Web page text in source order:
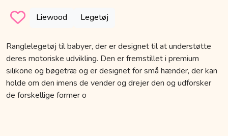
Liewood Legetøj
Ranglelegetøj til babyer, der er designet til at understøtte
deres motoriske udvikling. Den er fremstillet i premium
silikone og bøgetræ og er designet for små hænder, der kan
holde om den imens de vender og drejer den og udforsker
de forskellige former o